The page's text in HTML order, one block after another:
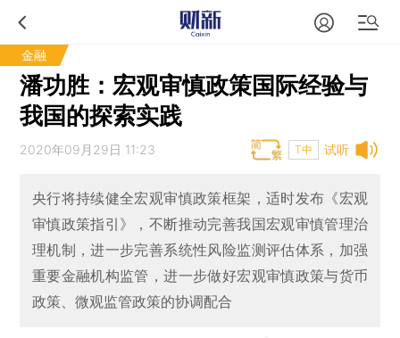
金融
潘功胜：宏观审慎政策国际经验与
我国的探索实践
试听
2020年09月29日 11:23 T中
央行将持续健全宏观审慎政策框架，适时发布《宏观
审慎政策指引》，不断推动完善我国宏观审慎管理治
理机制，进一步完善系统性风险监测评估体系，加强
重要金融机构监管，进一步做好宏观审慎政策与货币
政策、微观监管政策的协调配合